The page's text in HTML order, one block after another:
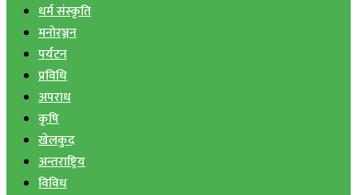
धर्म संस्कृति
मनोरञ्जन
पर्यटन
प्रविधि
अपराध
कृषि
खेलकुद
अन्तराष्ट्रिय
विविध